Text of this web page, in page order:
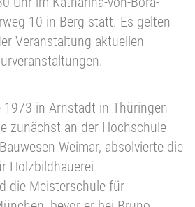
10 in Berg statt. Es gelten
Veranstaltung aktuellen
1973 in Arnstadt in Thüringen
zunächst an der Hochschule
Weimar, absolvierte die
Holzbildhauerei
die Meisterschule für